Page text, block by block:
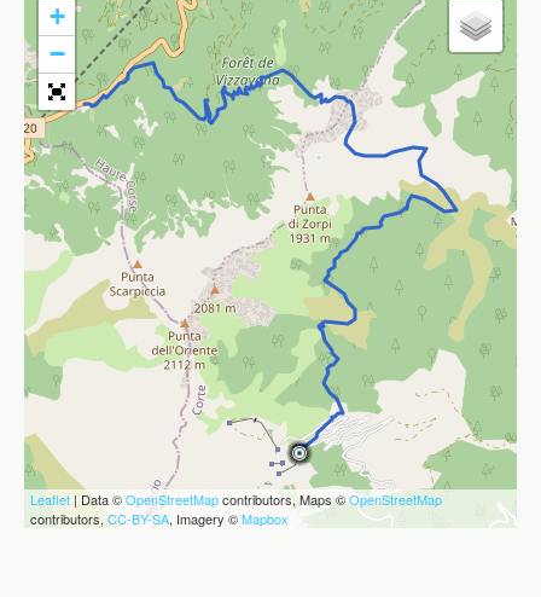
+
−
Leaflet | Data ©OpenStreetMapcontributors, Maps ©OpenStreetMap
contributors, CC-BY-SA, Imagery ©Mapbox